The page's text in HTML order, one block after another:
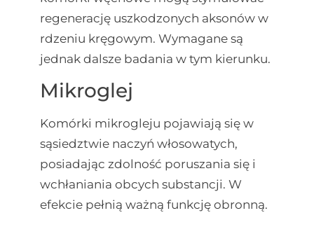
regenerację uszkodzonych aksonów w
rdzeniu kręgowym. Wymagane są
jednak dalsze badania w tym kierunku.
Mikroglej
Komórki mikrogleju pojawiają się w
sąsiedztwie naczyń włosowatych,
posiadając zdolność poruszania się i
wchłaniania obcych substancji. W
efekcie pełnią ważną funkcję obronną.